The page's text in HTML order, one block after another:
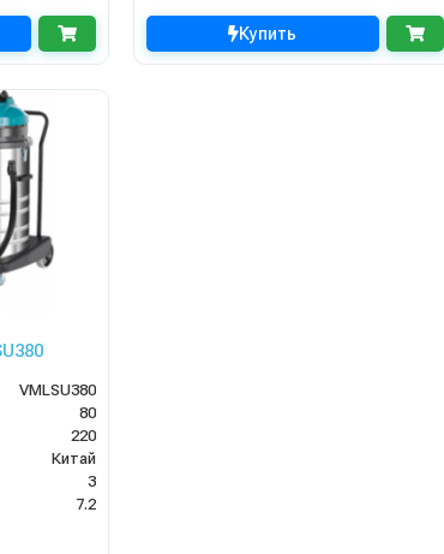
Купить
VMLSU380
80
220
Китай
3
7.2